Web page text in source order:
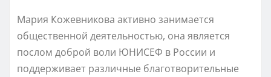
Мария Кожевникова активно занимается
общественной деятельностью, она является
послом доброй воли ЮНИСЕФ в России и
поддерживает различные благотворительные